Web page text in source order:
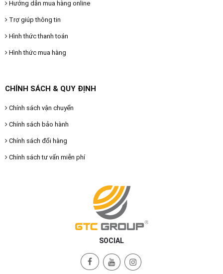
Hướng dẫn mua hàng online
Trợ giúp thông tin
Hình thức thanh toán
Hình thức mua hàng
CHÍNH SÁCH & QUY ĐỊNH
Chính sách vận chuyển
Chính sách bảo hành
Chính sách đổi hàng
Chính sách tư vấn miễn phí
SOCIAL